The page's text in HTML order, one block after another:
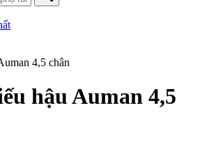
4,5 chân
hậu Auman 4,5